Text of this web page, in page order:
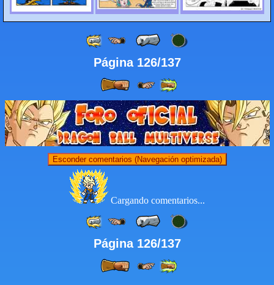
Página 126/137
Esconder comentarios (Navegación optimizada)
Cargando comentarios...
Página 126/137